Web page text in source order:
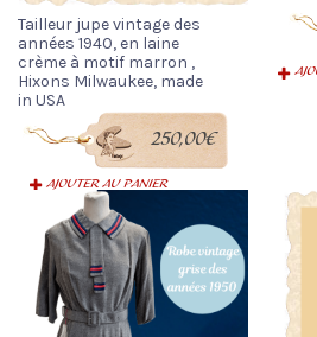
Tailleur jupe vintage des
années 1940, en laine
crème à motif marron ,
Hixons Milwaukee, made
in USA
250,00€
AJOUTER AU PANIER